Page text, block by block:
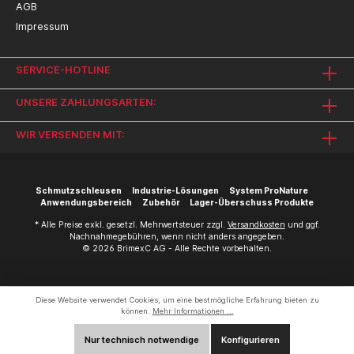
AGB
Impressum
SERVICE-HOTLINE
UNSERE ZAHLUNGSARTEN:
WIR VERSENDEN MIT:
Schmutzschleusen Industrie-Lösungen
System ProNature
Anwendungsbereich
Zubehör Lager-Überschuss Produkte
* Alle Preise exkl. gesetzl. Mehrwertsteuer zzgl. Versandkosten und ggf.
Nachnahmegebühren, wenn nicht anders angegeben.
© 2026 BrimexC AG - Alle Rechte vorbehalten.
Diese Website verwendet Cookies, um eine bestmögliche Erfahrung bieten zu
können.
Mehr Informationen ...
Nur technisch notwendige Konfigurieren